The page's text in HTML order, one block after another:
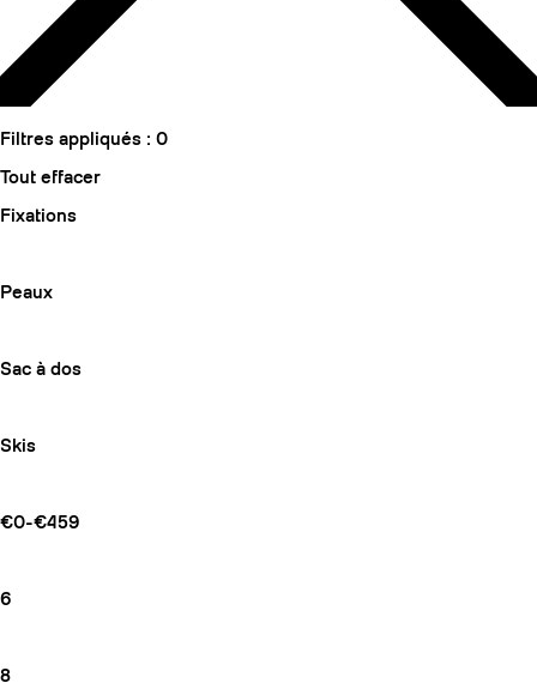
Filtres appliqués : 0
Tout effacer
Fixations
Peaux
Sac à dos
Skis
€0-€459
6
8